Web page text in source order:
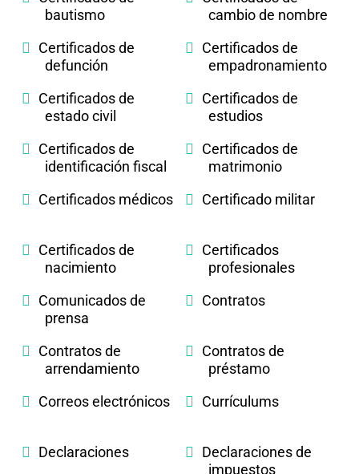
bautismo
cambio de nombre
Certificados de
defunción
Certificados de
empadronamiento
Certificados de
estado civil
Certificados de
estudios
Certificados de
identificación fiscal
Certificados de
matrimonio
Certificados médicos
Certificado militar
Certificados de
nacimiento
Certificados
profesionales
Comunicados de
prensa
Contratos
Contratos de
arrendamiento
Contratos de
préstamo
Correos electrónicos
Currículums
Declaraciones
Declaraciones de
impuestos